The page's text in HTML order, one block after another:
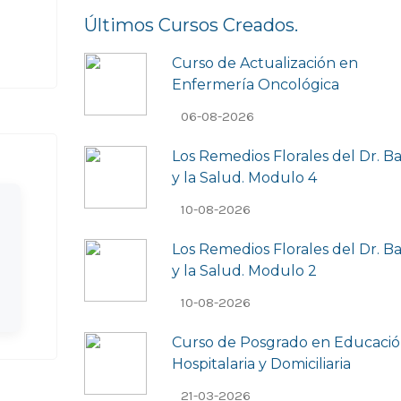
Últimos Cursos Creados.
Curso de Actualización en
Enfermería Oncológica
06-08-2026
Los Remedios Florales del Dr.
y la Salud. Modulo 4
10-08-2026
Los Remedios Florales del Dr.
y la Salud. Modulo 2
10-08-2026
Curso de Posgrado en
Hospitalaria y Domiciliaria
21-03-2026